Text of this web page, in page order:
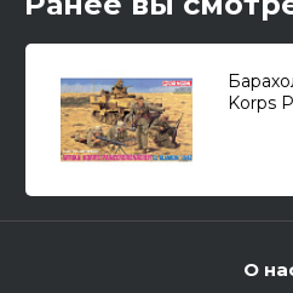
Korps
О